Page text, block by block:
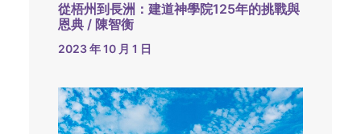
從梧州到長洲：建道神學院125年的挑戰與
恩典 / 陳智衡
2023 年 10 月 1 日